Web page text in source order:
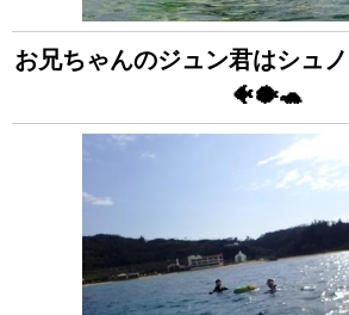
お兄ちゃんのジュン君はシュ
🐠🐡🐢